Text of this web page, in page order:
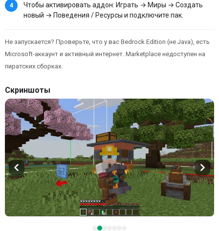
Чтобы активировать аддон: Играть → Миры → Создать
новый → Поведения / Ресурсы и подключите пак.
Не запускается? Проверьте, что у вас Bedrock Edition (не Java), есть
Microsoft-аккаунт и активный интернет. Marketplace недоступен на
пиратских сборках.
Скриншоты